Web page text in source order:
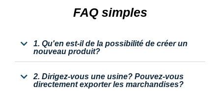
FAQ simples
1. Qu'en est-il de la possibilité de créer un
nouveau produit?
2. Dirigez-vous une usine? Pouvez-vous
directement exporter les marchandises?